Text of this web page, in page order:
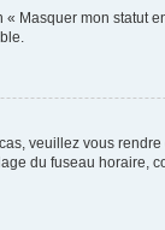
Masquer mon
veuillez vous
du fuseau horaire,